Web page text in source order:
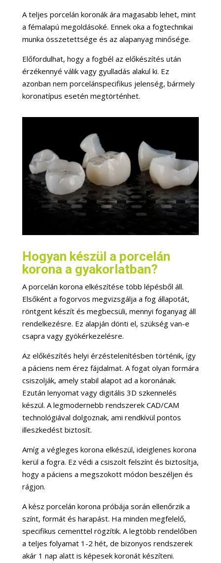
A teljes porcelán koronák ára magasabb lehet, mint
a fémalapú megoldásoké. Ennek oka a fogtechnikai
munka összetettsége és az alapanyag minősége.
Előfordulhat, hogy a fogbél az előkészítés után
érzékennyé válik vagy gyulladás alakul ki. Ez
azonban nem porcelánspecifikus jelenség, bármely
koronatípus esetén megtörténhet.
Hogyan készül a porcelán
korona a gyakorlatban?
A porcelán korona elkészítése több lépésből áll.
Elsőként a fogorvos megvizsgálja a fog állapotát,
röntgent készít és megbecsüli, mennyi foganyag áll
rendelkezésre. Ez alapján dönti el, szükség van-e
csapra vagy gyökérkezelésre.
Az előkészítés helyi érzéstelenítésben történik, így
a páciens nem érez fájdalmat. A fogat olyan formára
csiszolják, amely stabil alapot ad a koronának.
Ezután lenyomat vagy digitális 3D szkennelés
készül. A legmodernebb rendszerek CAD/CAM
technológiával dolgoznak, ami rendkívül pontos
illeszkedést biztosít.
Amíg a végleges korona elkészül, ideiglenes korona
kerül a fogra. Ez védi a csiszolt felszínt és biztosítja,
hogy a páciens a megszokott módon beszéljen és
rágjon.
A kész porcelán korona próbája során ellenőrzik a
színt, formát és harapást. Ha minden megfelelő,
specifikus cementtel rögzítik. A legtöbb rendelőben
a teljes folyamat 1-2 hét, de bizonyos rendszerek
akár 1 nap alatt is képesek koronát készíteni.